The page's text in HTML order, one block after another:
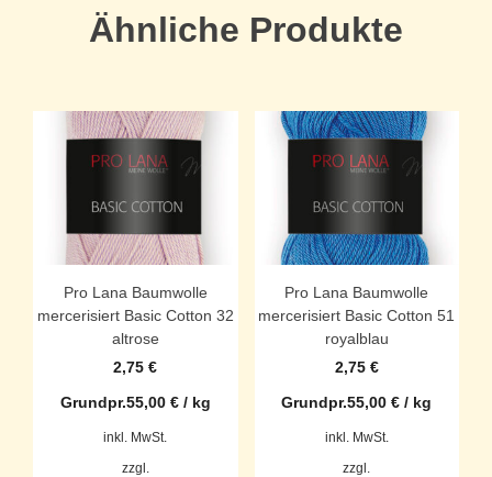
Ähnliche Produkte
Pro Lana Baumwolle
mercerisiert Basic Cotton 32
altrose
2,75€
Grundpr.55,00 €/ kg
inkl. MwSt.
zzgl.
Pro Lana Baumwolle
mercerisiert Basic Cotton 51
royalblau
2,75 €
Grundpr.55,00€ / kg
inkl. MwSt.
zzgl.